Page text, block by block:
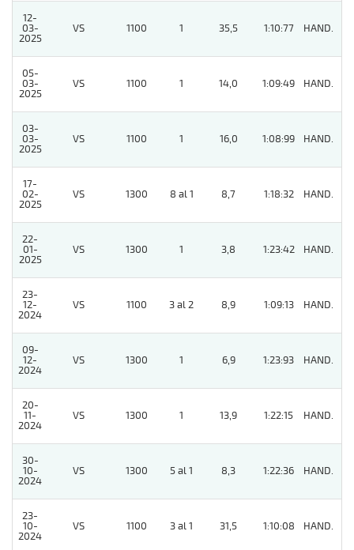
12-
03-
2025
VS 1100 1 35,5 1:10:77 HAND.
05-
03-
2025
VS 1100 1 14,0 1:09:49 HAND.
03-
03-
2025
VS 1100 1 16,0 1:08:99 HAND.
17-
02-
2025
VS 1300 8 al 1 8,7 1:18:32 HAND.
22-
01-
2025
VS 1300 1 3,8 1:23:42 HAND.
23-
12-
2024
VS 1100 3 al 2 8,9 1:09:13 HAND.
09-
12-
2024
VS 1300 1 6,9 1:23:93 HAND.
20-
11-
2024
VS 1300 1 13,9 1:22:15 HAND.
30-
10-
2024
VS 1300 5 al 1 8,3 1:22:36 HAND.
23-
10-
2024
VS 1100 3 al 1 31,5 1:10:08 HAND.